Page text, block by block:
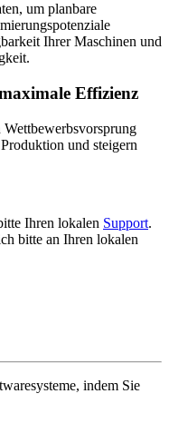
um planbare
Ihrer Maschinen und
Effizienz
und steigern
Ihren lokalen Support.
bitte an Ihren lokalen
indem Sie